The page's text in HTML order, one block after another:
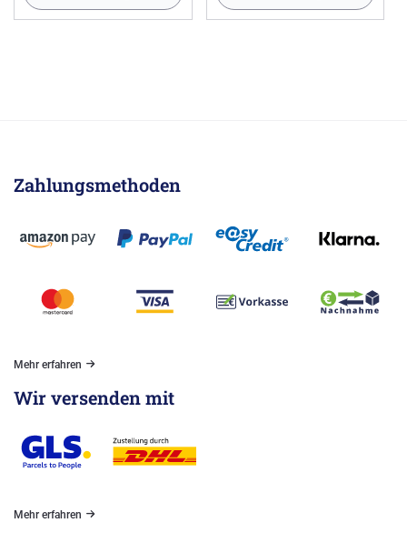
Zahlungsmethoden
Mehr erfahren
Wir versenden mit
Mehr erfahren